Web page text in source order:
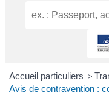
Accueil particuliers >
Avis de contravention :